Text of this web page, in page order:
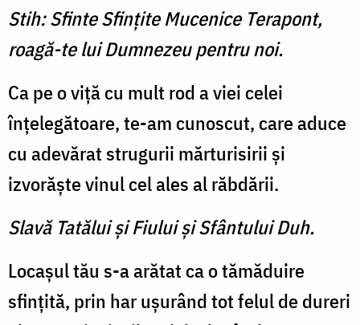
Stih: Sfinte Sfinţite Mucenice Terapont,
roagă-te lui Dumnezeu pentru noi.
Ca pe o viţă cu mult rod a viei celei
înţelegătoare, te-am cunoscut, care aduce
cu adevărat strugurii mărturisirii şi
izvorăşte vinul cel ales al răbdării.
Slavă Tatălui şi Fiului şi Sfântului Duh.
Locaşul tău s-a arătat ca o tămăduire
sfinţită, prin har uşurând tot felul de dureri